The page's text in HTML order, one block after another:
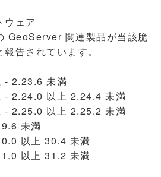
ェア
GeoServer 関連製品が当該脆
告されています。
2.23.6 未満
2.24.0 以上 2.24.4 未満
2.25.0 以上 2.25.2 未満
未満
以上 30.4 未満
以上 31.2 未満